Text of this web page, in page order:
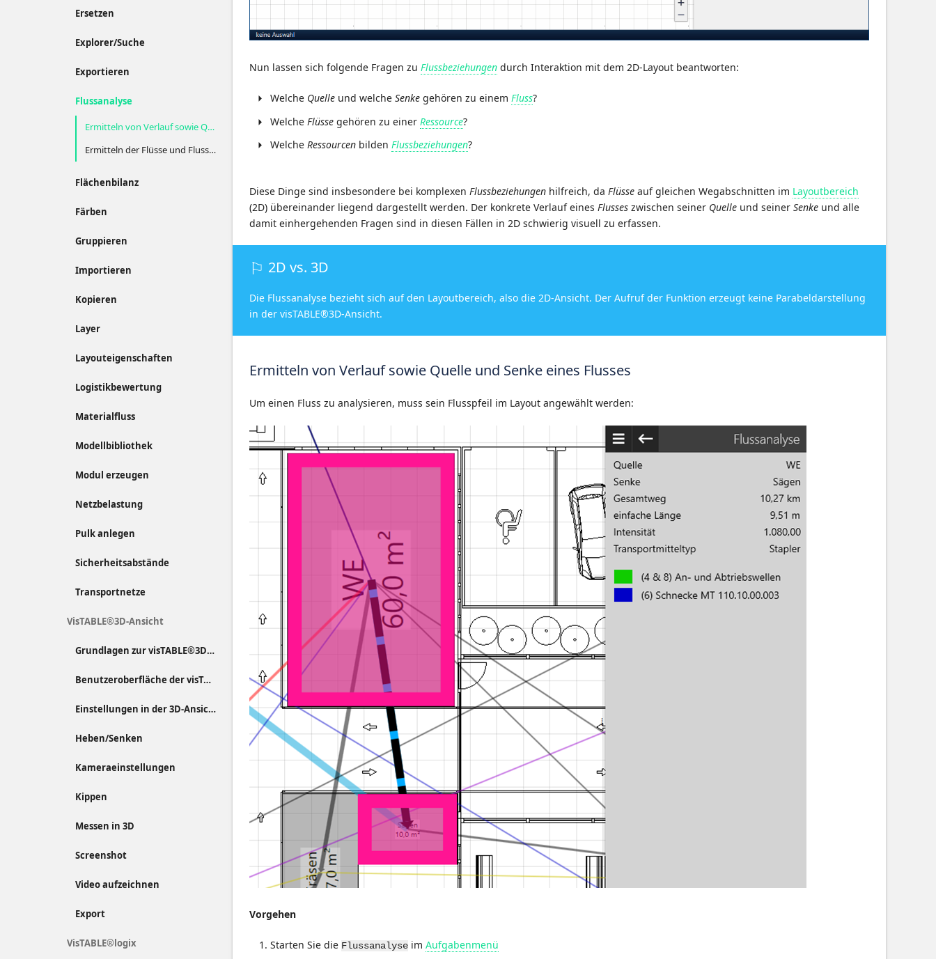
Ersetzen
Explorer/Suche
Exportieren
Flussanalyse
Ermitteln von Verlauf sowie Quelle und Senke eines Flusses
Ermitteln der Flüsse und Flussbeziehungen einer Ressource
Flächenbilanz
Färben
Gruppieren
Importieren
Kopieren
Layer
Layouteigenschaften
Logistikbewertung
Materialfluss
Modellbibliothek
Modul erzeugen
Netzbelastung
Pulk anlegen
Sicherheitsabstände
Transportnetze
VisTABLE®3D-Ansicht
Grundlagen zur visTABLE®3D-Ansicht
Benutzeroberfläche der visTABLE®3D-Ansicht
Einstellungen in der 3D-Ansicht
Heben/Senken
Kameraeinstellungen
Kippen
Messen in 3D
Screenshot
Video aufzeichnen
Export
VisTABLE®logix
Nun lassen sich folgende Fragen zu Flussbeziehungen durch Interaktion mit dem 2D-Layout beantworten:
Welche Quelle und welche Senke gehören zu einem Fluss?
Welche Flüsse gehören zu einer Ressource?
Welche Ressourcen bilden Flussbeziehungen?
Diese Dinge sind insbesondere bei komplexen Flussbeziehungen hilfreich, da Flüsse auf gleichen Wegabschnitten im Layoutbereich
(2D) übereinander liegend dargestellt werden. Der konkrete Verlauf eines Flusses zwischen seiner Quelle und seiner Senke und alle
damit einhergehenden Fragen sind in diesen Fällen in 2D schwierig visuell zu erfassen.
2D vs. 3D
Die Flussanalyse bezieht sich auf den Layoutbereich, also die 2D-Ansicht. Der Aufruf der Funktion erzeugt keine Parabeldarstellung
in der visTABLE®3D-Ansicht.
Ermitteln von Verlauf sowie Quelle und Senke eines Flusses
Um einen Fluss zu analysieren, muss sein Flusspfeil im Layout angewählt werden:
Vorgehen
Starten Sie die Flussanalyse im Aufgabenmenü